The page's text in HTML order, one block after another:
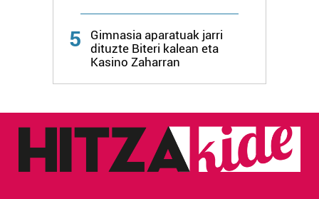
5
Gimnasia aparatuak jarri
dituzte Biteri kalean eta
Kasino Zaharran